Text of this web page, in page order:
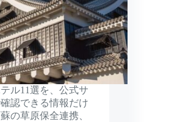
ル11選を、公式サ
認できる情報だけ
の草原保全連携、